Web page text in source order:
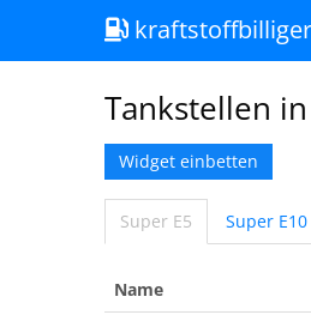
Tankstellen
Widget einbetten
Super E5 Super E10
Name